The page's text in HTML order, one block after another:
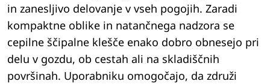
in zanesljivo delovanje v vseh pogojih. Zaradi
kompaktne oblike in natančnega nadzora se
cepilne ščipalne klešče enako dobro obnesejo pri
delu v gozdu, ob cestah ali na skladiščnih
površinah. Uporabniku omogočajo, da združi